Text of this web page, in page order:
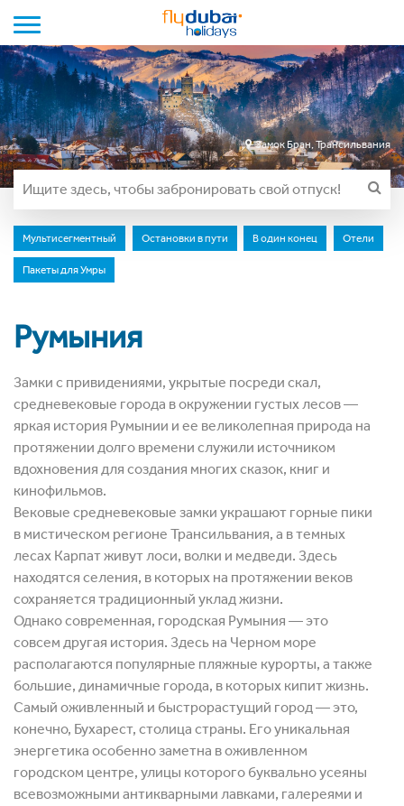
Замок Бран, Трансильвания
Мультисегментный Остановки в пути В один конец Отели
Пакеты для Умры
Румыния
Замки с привидениями, укрытые посреди скал,
средневековые города в окружении густых лесов ―
яркая история Румынии и ее великолепная природа на
протяжении долго времени служили источником
вдохновения для создания многих сказок, книг и
кинофильмов.
Вековые средневековые замки украшают горные пики
в мистическом регионе Трансильвания, а в темных
лесах Карпат живут лоси, волки и медведи. Здесь
находятся селения, в которых на протяжении веков
сохраняется традиционный уклад жизни.
Однако современная, городская Румыния ― это
совсем другая история. Здесь на Черном море
располагаются популярные пляжные курорты, а также
большие, динамичные города, в которых кипит жизнь.
Самый оживленный и быстрорастущий город ― это,
конечно, Бухарест, столица страны. Его уникальная
энергетика особенно заметна в оживленном
городском центре, улицы которого буквально усеяны
всевозможными антикварными лавками, галереями и